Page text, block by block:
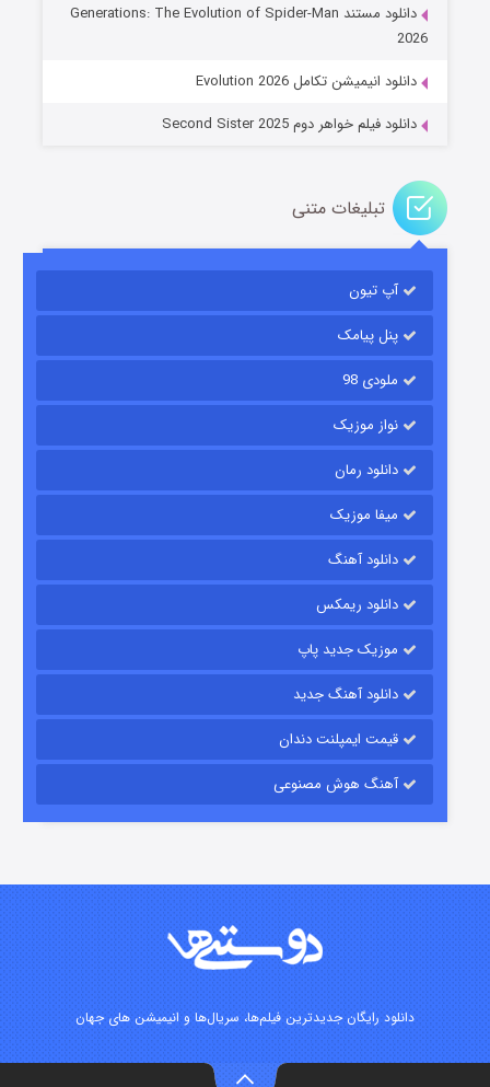
قسمت۱۴ (زیرنویس) منتشر شد
باب اسفنجی فصل ۱۷
قسمت۶ (زیرنویس) منتشر شد
قسمت۱۵ (دوبله) منتشر شد
دانلود مستند Generations: The Evolution of Spider-Man
2026
دانلود انیمیشن تکامل Evolution 2026
دانلود فیلم خواهر دوم Second Sister 2025
تبلیغات متنی
آپ تیون
پنل پیامک
ملودی 98
نواز موزیک
دانلود رمان
میفا موزیک
دانلود آهنگ
دانلود ریمکس
موزیک جدید پاپ
دانلود آهنگ جدید
قیمت ایمپلنت دندان
آهنگ هوش مصنوعی
دانلود رایگان جدیدترین فیلم‌ها، سریال‌ها و انیمیشن های جهان